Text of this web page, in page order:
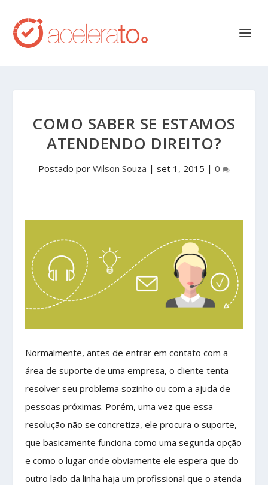
COMO SABER SE ESTAMOS
ATENDENDO DIREITO?
Postado por Wilson Souza | set 1, 2015 | 0
Normalmente, antes de entrar em contato com a
área de suporte de uma empresa, o cliente tenta
resolver seu problema sozinho ou com a ajuda de
pessoas próximas. Porém, uma vez que essa
resolução não se concretiza, ele procura o suporte,
que basicamente funciona como uma segunda opção
e como o lugar onde obviamente ele espera que do
outro lado da linha haja um profissional que o atenda